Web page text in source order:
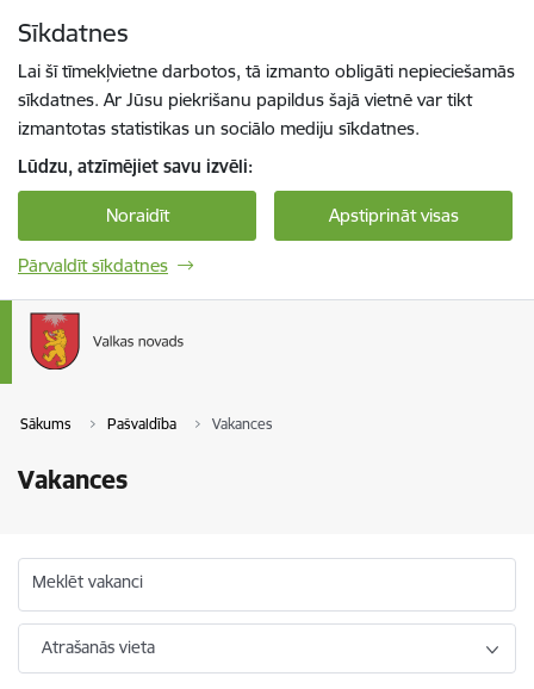
Sīkdatnes
Lai šī tīmekļvietne darbotos, tā izmanto obligāti nepieciešamās
sīkdatnes. Ar Jūsu piekrišanu papildus šajā vietnē var tikt
izmantotas statistikas un sociālo mediju sīkdatnes.
Lūdzu, atzīmējiet savu izvēli:
Noraidīt Apstiprināt visas
Pārvaldīt sīkdatnes
Sākums Pašvaldība Vakances
Vakances
Meklēt vakanci
Atrašanās vieta